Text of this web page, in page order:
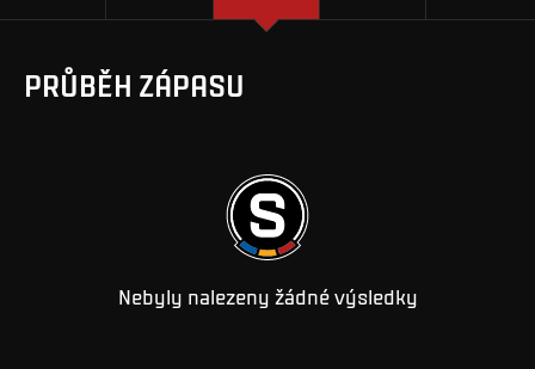
PRŮBĚH ZÁPASU
Nebyly nalezeny žádné výsledky